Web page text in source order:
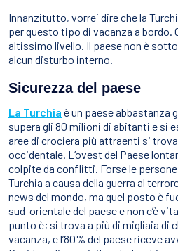
Sport Acquatici
Cibo E Bevande
Come Prenotare
Termini e Condizioni
Stai Cercando un Caicco?
Blog di GULETBOOKERS
Contattaci
Innanzitutto, vorrei dire che la
per questo tipo di vacanza a bordo.
altissimo livello. Il paese non è
alcun disturbo interno.
Sicurezza del paese
La Turchia è un paese abbastanza
supera gli 80 milioni di abitanti e si
aree di crociera più attraenti si
occidentale. L’ovest del Paese
colpite da conflitti. Forse le
Turchia a causa della guerra al
news del mondo, ma quel posto è
sud-orientale del paese e non c’è
punto è; si trova a più di migliaia di
vacanza, e l’80% del paese riceve